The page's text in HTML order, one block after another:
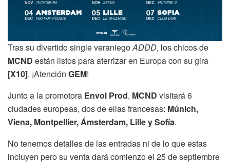
Tras su divertido single veraniegoADDD, los chicos de
MCND están listos para aterrizar en Europa con su gira
[X10]. ¡Atención GEM!
Junto a la promotora Envol Prod, MCND visitará 6
ciudades europeas, dos de ellas francesas: Múnich,
Viena, Montpellier, Ámsterdam, Lille y Sofía.
No tenemos detalles de las entradas ni de lo que estas
incluyen pero su venta dará comienzo el 25 de septiembre